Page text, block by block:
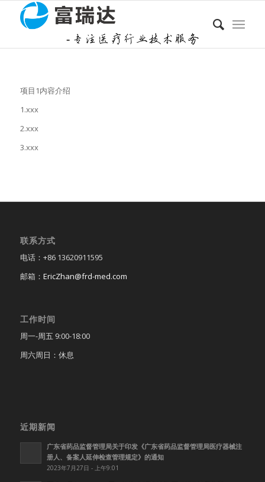
项目1内容介绍
1.xxx
2.xxx
3.xxx
联系方式
电话：+86 13620911595
邮箱： EricZhan@frd-med.com
工作时间
周一-周五 9:00-18:00
周六周日：休息
近期新闻
广东省药品监督管理局关于印发《广东省药品监督管理局医疗器械注
册人、备案人延伸检查管理规定》的通知
2023年7月27日 - 上午9:01